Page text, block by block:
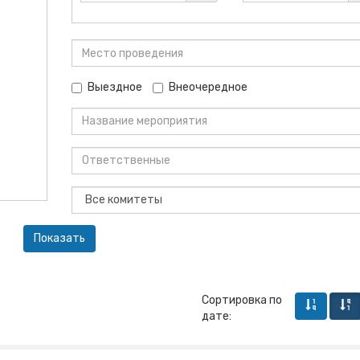
Выездное Внеочередное
Сортировка по
дате: